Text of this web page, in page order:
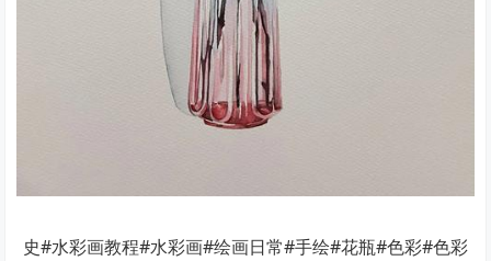
史#水彩画教程#水彩画#绘画日常#手绘#花瓶#色彩#色彩